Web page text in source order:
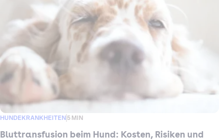
HUNDEKRANKHEITEN 5 MIN
Bluttransfusion beim Hund: Kosten, Risiken und